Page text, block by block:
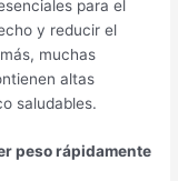
para el
y reducir el
muchas
altas
saludables.
peso rápidamente